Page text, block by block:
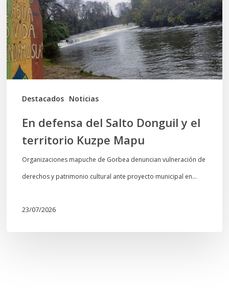
Destacados Noticias
Donguil
y
el
territorio
Kuzpe
Mapu
En defensa del Salto Donguil y el
territorio Kuzpe Mapu
Organizaciones mapuche de Gorbea denuncian vulneración de
derechos y patrimonio cultural ante proyecto municipal en…
23/07/2026